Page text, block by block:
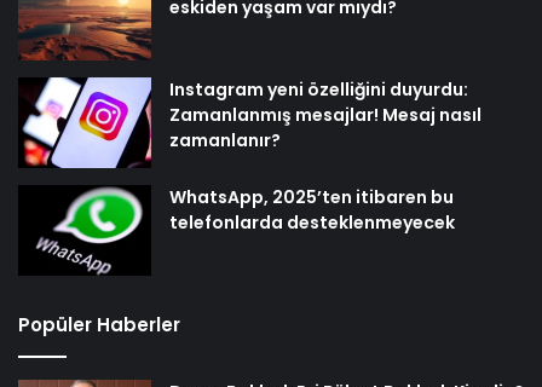
eskiden yaşam var mıydı?
Instagram yeni özelliğini duyurdu:
Zamanlanmış mesajlar! Mesaj nasıl
zamanlanır?
WhatsApp, 2025’ten itibaren bu
telefonlarda desteklenmeyecek
Popüler Haberler